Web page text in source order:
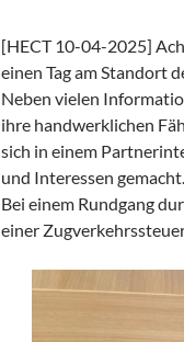
[HECT 10-04-2025]
einen Tag am Standort
Neben vielen
ihre handwerklichen
sich in einem
und Interessen gemacht.
Bei einem Rundgang
einer